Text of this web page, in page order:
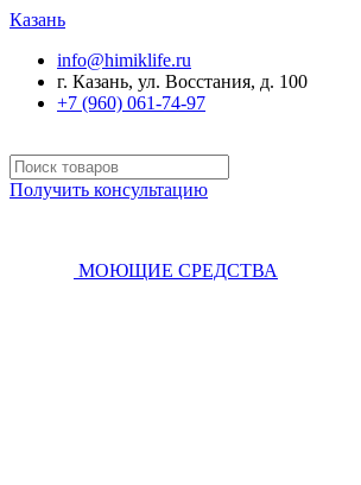
Казань
info@himiklife.ru
г. Казань, ул. Восстания, д. 100
+7 (960) 061-74-97
Получить консультацию
МОЮЩИЕ СРЕДСТВА